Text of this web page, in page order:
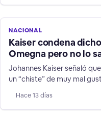
NACIONAL
Kaiser condena
Omegna pero no lo
Johannes Kaiser señaló
un “chiste” de muy mal
Tribunal Supremo.
Hace 13 días